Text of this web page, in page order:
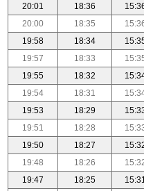
18:36
20:01
18:35
20:00
18:34
19:58
18:33
19:57
18:32
19:55
18:31
19:54
18:29
19:53
18:28
19:51
18:27
19:50
18:26
19:48
18:25
19:47